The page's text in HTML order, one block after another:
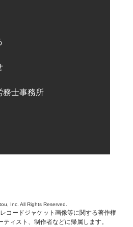
務士事務所
Inc. All Rights Reserved.
コードジャケット画像等に関する著作権
ィスト、制作者などに帰属します。